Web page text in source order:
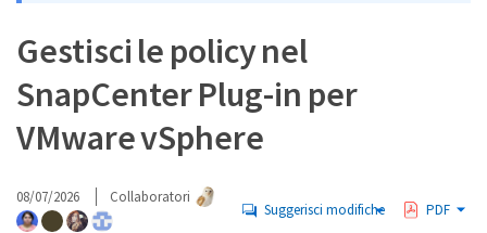
Gestisci le policy nel
SnapCenter Plug-in per
VMware vSphere
08/07/2026 Collaboratori
Suggerisci modifiche PDF